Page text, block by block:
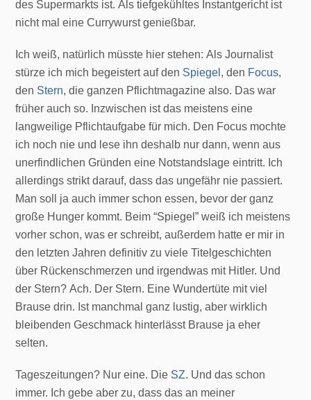
des Supermarkts ist. Als tiefgekühltes Instantgericht ist
nicht mal eine Currywurst genießbar.
Ich weiß, natürlich müsste hier stehen: Als Journalist
stürze ich mich begeistert auf den Spiegel , den Focus,
den Stern, die ganzen Pflichtmagazine also. Das war
früher auch so. Inzwischen ist das meistens eine
langweilige Pflichtaufgabe für mich. Den Focus mochte
ich noch nie und lese ihn deshalb nur dann, wenn aus
unerfindlichen Gründen eine Notstandslage eintritt. Ich
allerdings strikt darauf, dass das ungefähr nie passiert.
Man soll ja auch immer schon essen, bevor der ganz
große Hunger kommt. Beim “Spiegel” weiß ich meistens
vorher schon, was er schreibt, außerdem hatte er mir in
den letzten Jahren definitiv zu viele Titelgeschichten
über Rückenschmerzen und irgendwas mit Hitler. Und
der Stern? Ach. Der Stern. Eine Wundertüte mit viel
Brause drin. Ist manchmal ganz lustig, aber wirklich
bleibenden Geschmack hinterlässt Brause ja eher
selten.
Tageszeitungen? Nur eine. Die SZ. Und das schon
immer. Ich gebe aber zu, dass das an meiner